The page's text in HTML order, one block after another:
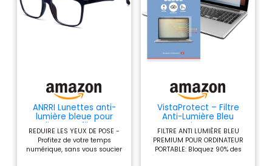
ANRRI Lunettes anti-
lumière bleue pour
ordinateur, filtre UV,
lentille anti-fatigue
oculaire, lunettes de
vue légères, noir,
REDUIRE LES YEUX DE POSE -
Profitez de votre temps
numérique, sans vous soucier
VistaProtect – Filtre
Anti-Lumière Bleu
Premium pour
Ordinateur Portable,
Amovible (14" pouces)
FILTRE ANTI LUMIÈRE BLEU
PREMIUM POUR ORDINATEUR
PORTABLE: Bloquez 90% des
émissions nocives de lumière